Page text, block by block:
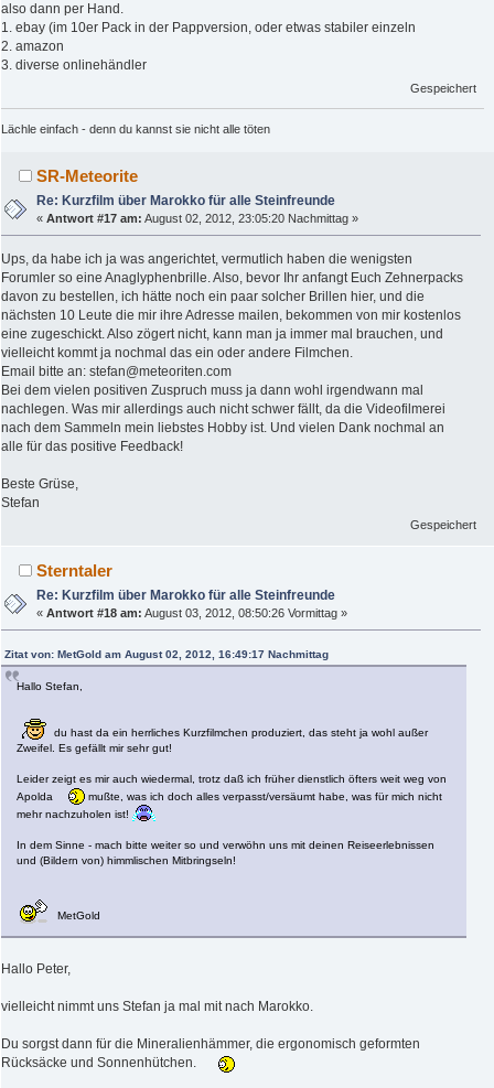
also dann per Hand.
1. ebay (im 10er Pack in der Pappversion, oder etwas stabiler einzeln
2. amazon
3. diverse onlinehändler
Gespeichert
Lächle einfach - denn du kannst sie nicht alle töten
SR-Meteorite
Re: Kurzfilm über Marokko für alle Steinfreunde
«Antwort #17 am: August 02, 2012, 23:05:20 Nachmittag »
Ups, da habe ich ja was angerichtet, vermutlich haben die wenigsten
Forumler so eine Anaglyphenbrille. Also, bevor Ihr anfangt Euch Zehnerpacks
davon zu bestellen, ich hätte noch ein paar solcher Brillen hier, und die
nächsten 10 Leute die mir ihre Adresse mailen, bekommen von mir kostenlos
eine zugeschickt. Also zögert nicht, kann man ja immer mal brauchen, und
vielleicht kommt ja nochmal das ein oder andere Filmchen.
Email bitte an: stefan@meteoriten.com
Bei dem vielen positiven Zuspruch muss ja dann wohl irgendwann mal
nachlegen. Was mir allerdings auch nicht schwer fällt, da die Videofilmerei
nach dem Sammeln mein liebstes Hobby ist. Und vielen Dank nochmal an
alle für das positive Feedback!
Beste Grüse,
Stefan
Gespeichert
Sterntaler
Re: Kurzfilm über Marokko für alle Steinfreunde
«Antwort #18 am: August 03, 2012, 08:50:26 Vormittag »
Zitat von: MetGold am August 02, 2012, 16:49:17 Nachmittag
Hallo Stefan,
du hast da ein herrliches Kurzfilmchen produziert, das steht ja wohl außer
Zweifel. Es gefällt mir sehr gut!
Leider zeigt es mir auch wiedermal, trotz daß ich früher dienstlich öfters weit weg von
Apolda
mußte, was ich doch alles verpasst/versäumt habe, was für mich nicht
mehr nachzuholen ist!
In dem Sinne - mach bitte weiter so und verwöhn uns mit deinen Reiseerlebnissen
und (Bildern von) himmlischen Mitbringseln!
MetGold
Hallo Peter,
vielleicht nimmt uns Stefan ja mal mit nach Marokko.
Du sorgst dann für die Mineralienhämmer, die ergonomisch geformten
Rücksäcke und Sonnenhütchen.